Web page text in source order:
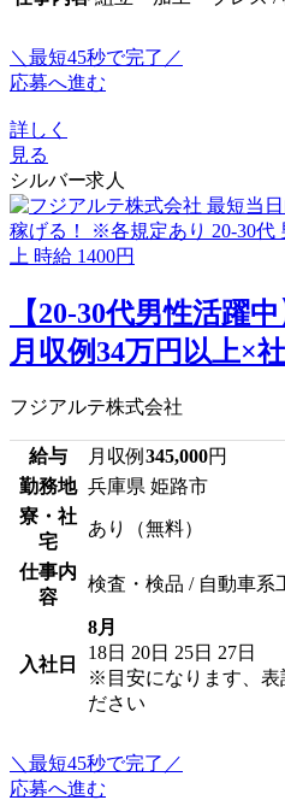
＼最短45秒で完了／
応募へ進む
詳しく
見る
シルバー求人
【20-30代男性活躍
月収例34万円以上×
フジアルテ株式会社
給与 月収例 345,000円
勤務地 兵庫県 姫路市
寮・社
宅
あり（無料）
仕事内
容
検査・検品 / 自動車系
入社日
8月
18日 20日 25日 27日
※目安になります、表
ださい
＼最短45秒で完了／
応募へ進む